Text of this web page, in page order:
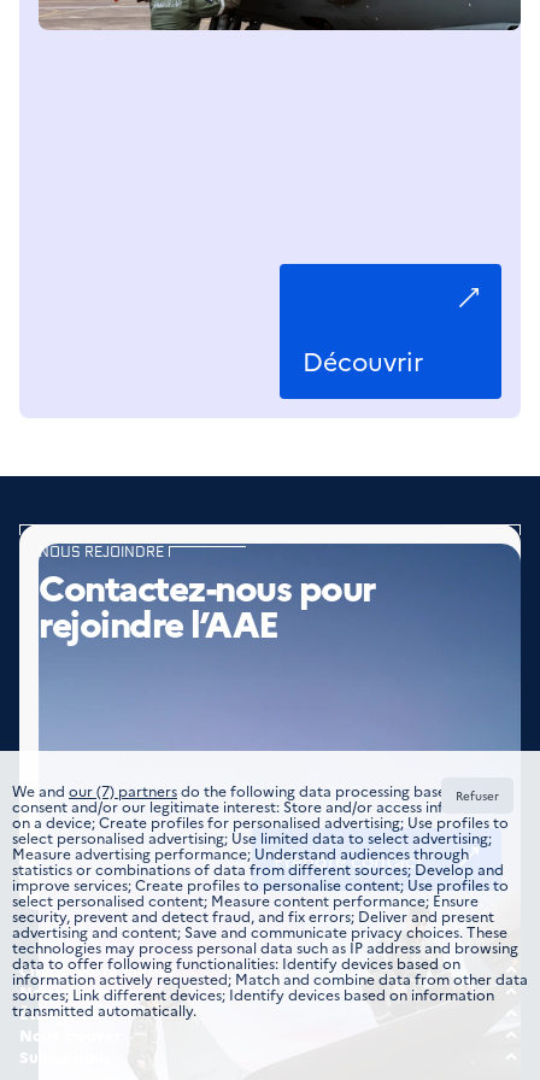
Découvrir
NOUS REJOINDRE
Contactez-nous pour
rejoindre l’AAE
Prendre contact
Choisir votre métier
Tous les domaines
Formations
Nous rejoindre
Offre d’emplois
Candidature spontanée
Être guidé
Étudiant
Jeune professionnel
Nous trouver
Nos implantations
Suivez-nous
We and our (7) partnersdo the following data processing based on your
consent and/or our legitimate interest: Store and/or access information
on a device; Create profiles for personalised advertising; Use profiles to
select personalised advertising; Use limited data to select advertising;
Measure advertising performance; Understand audiences through
statistics or combinations of data from different sources; Develop and
improve services; Create profiles to personalise content; Use profiles to
select personalised content; Measure content performance; Ensure
security, prevent and detect fraud, and fix errors; Deliver and present
advertising and content; Save and communicate privacy choices. These
technologies may process personal data such as IP address and browsing
data to offer following functionalities: Identify devices based on
information actively requested; Match and combine data from other data
sources; Link different devices; Identify devices based on information
transmitted automatically.
Refuser